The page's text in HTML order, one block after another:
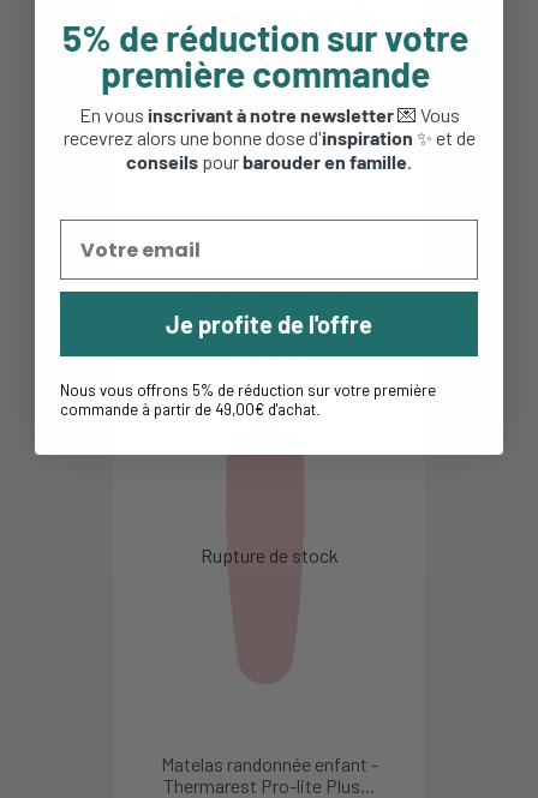
Oreiller compressible -
Thermarest - Woodland
29,95 €
Matelas randonnée enfant -
Thermarest Pro-lite Plus...
5% de réduction sur votre
première commande
En vous inscrivant à notre newsletter💌 Vous
recevrez alors une bonne dose d'inspiration ✨ et de
conseils pourbarouder en famille.
Je profite de l'offre
Nous vous offrons 5% de réduction sur votre première
commande à partir de 49,00€ d'achat.